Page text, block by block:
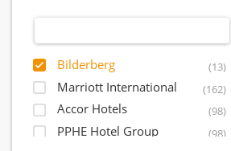
Bilderberg (13)
Marriott International (162)
Accor Hotels (98)
PPHE Hotel Group (98)